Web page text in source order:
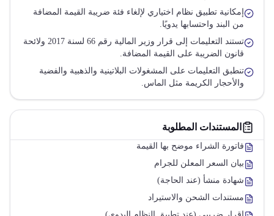
إمكانية تطبيق نظام اختياري لإلغاء فئة ضريبة القيمة المضافة
من البند واحتسابها يدويًا.
تستند التعليمات إلى قرار وزير المالية رقم 66 لسنة 2017 ولائحة
قانون الضريبة على القيمة المضافة.
تنطبق التعليمات على المشغولات البلاتينية والذهبية والفضية
والأحجار الكريمة مثل الماس.
المستندات المطلوبة
فاتورة الشراء موضح بها القيمة
بيان السعر المعلن للجرام
شهادة منشأ (عند الحاجة)
مستندات الشحن والاستيراد